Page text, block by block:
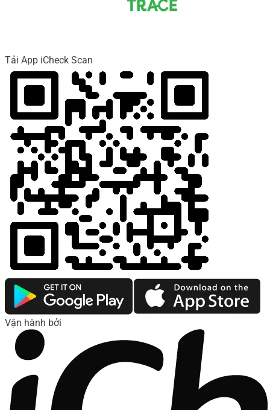
Tải App iCheck Scan
Vận hành bởi